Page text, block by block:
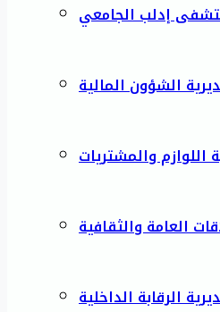
إدلب الجامعي
الشؤون المالية
اللوازم والمشتريات
العامة والثقافية
الرقابة الداخلية